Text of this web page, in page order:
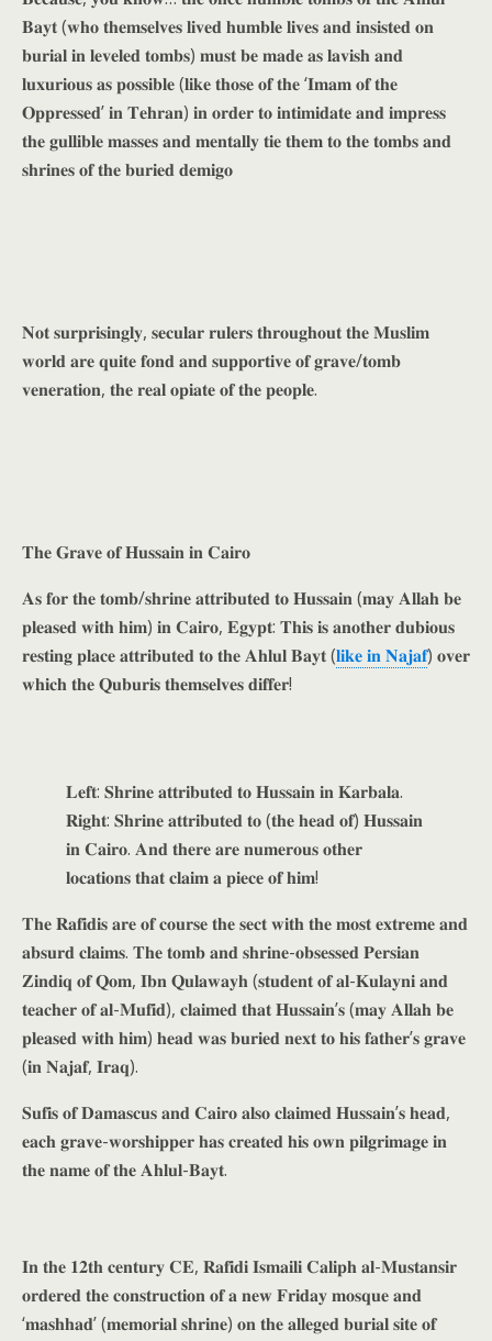
𝐁𝐚𝐲𝐭 (𝐰𝐡𝐨 𝐭𝐡𝐞𝐦𝐬𝐞𝐥𝐯𝐞𝐬 𝐥𝐢𝐯𝐞𝐝 𝐡𝐮𝐦𝐛𝐥𝐞 𝐥𝐢𝐯𝐞𝐬 𝐚𝐧𝐝 𝐢𝐧𝐬𝐢𝐬𝐭𝐞𝐝 𝐨𝐧
𝐛𝐮𝐫𝐢𝐚𝐥 𝐢𝐧 𝐥𝐞𝐯𝐞𝐥𝐞𝐝 𝐭𝐨𝐦𝐛𝐬) 𝐦𝐮𝐬𝐭 𝐛𝐞 𝐦𝐚𝐝𝐞 𝐚𝐬 𝐥𝐚𝐯𝐢𝐬𝐡 𝐚𝐧𝐝
𝐥𝐮𝐱𝐮𝐫𝐢𝐨𝐮𝐬 𝐚𝐬 𝐩𝐨𝐬𝐬𝐢𝐛𝐥𝐞 (𝐥𝐢𝐤𝐞 𝐭𝐡𝐨𝐬𝐞 𝐨𝐟 𝐭𝐡𝐞 ‘𝐈𝐦𝐚𝐦 𝐨𝐟 𝐭𝐡𝐞
𝐎𝐩𝐩𝐫𝐞𝐬𝐬𝐞𝐝’ 𝐢𝐧 𝐓𝐞𝐡𝐫𝐚𝐧) 𝐢𝐧 𝐨𝐫𝐝𝐞𝐫 𝐭𝐨 𝐢𝐧𝐭𝐢𝐦𝐢𝐝𝐚𝐭𝐞 𝐚𝐧𝐝 𝐢𝐦𝐩𝐫𝐞𝐬𝐬
𝐭𝐡𝐞 𝐠𝐮𝐥𝐥𝐢𝐛𝐥𝐞 𝐦𝐚𝐬𝐬𝐞𝐬 𝐚𝐧𝐝 𝐦𝐞𝐧𝐭𝐚𝐥𝐥𝐲 𝐭𝐢𝐞 𝐭𝐡𝐞𝐦 𝐭𝐨 𝐭𝐡𝐞 𝐭𝐨𝐦𝐛𝐬 𝐚𝐧𝐝
𝐬𝐡𝐫𝐢𝐧𝐞𝐬 𝐨𝐟 𝐭𝐡𝐞 𝐛𝐮𝐫𝐢𝐞𝐝 𝐝𝐞𝐦𝐢𝐠𝐨
𝐍𝐨𝐭 𝐬𝐮𝐫𝐩𝐫𝐢𝐬𝐢𝐧𝐠𝐥𝐲, 𝐬𝐞𝐜𝐮𝐥𝐚𝐫 𝐫𝐮𝐥𝐞𝐫𝐬 𝐭𝐡𝐫𝐨𝐮𝐠𝐡𝐨𝐮𝐭 𝐭𝐡𝐞 𝐌𝐮𝐬𝐥𝐢𝐦
𝐰𝐨𝐫𝐥𝐝 𝐚𝐫𝐞 𝐪𝐮𝐢𝐭𝐞 𝐟𝐨𝐧𝐝 𝐚𝐧𝐝 𝐬𝐮𝐩𝐩𝐨𝐫𝐭𝐢𝐯𝐞 𝐨𝐟 𝐠𝐫𝐚𝐯𝐞/𝐭𝐨𝐦𝐛
𝐯𝐞𝐧𝐞𝐫𝐚𝐭𝐢𝐨𝐧, 𝐭𝐡𝐞 𝐫𝐞𝐚𝐥 𝐨𝐩𝐢𝐚𝐭𝐞 𝐨𝐟 𝐭𝐡𝐞 𝐩𝐞𝐨𝐩𝐥𝐞.
𝐓𝐡𝐞 𝐆𝐫𝐚𝐯𝐞 𝐨𝐟 𝐇𝐮𝐬𝐬𝐚𝐢𝐧 𝐢𝐧 𝐂𝐚𝐢𝐫𝐨
𝐀𝐬 𝐟𝐨𝐫 𝐭𝐡𝐞 𝐭𝐨𝐦𝐛/𝐬𝐡𝐫𝐢𝐧𝐞 𝐚𝐭𝐭𝐫𝐢𝐛𝐮𝐭𝐞𝐝 𝐭𝐨 𝐇𝐮𝐬𝐬𝐚𝐢𝐧 (𝐦𝐚𝐲 𝐀𝐥𝐥𝐚𝐡 𝐛𝐞
𝐩𝐥𝐞𝐚𝐬𝐞𝐝 𝐰𝐢𝐭𝐡 𝐡𝐢𝐦) 𝐢𝐧 𝐂𝐚𝐢𝐫𝐨, 𝐄𝐠𝐲𝐩𝐭: 𝐓𝐡𝐢𝐬 𝐢𝐬 𝐚𝐧𝐨𝐭𝐡𝐞𝐫 𝐝𝐮𝐛𝐢𝐨𝐮𝐬
𝐫𝐞𝐬𝐭𝐢𝐧𝐠 𝐩𝐥𝐚𝐜𝐞 𝐚𝐭𝐭𝐫𝐢𝐛𝐮𝐭𝐞𝐝 𝐭𝐨 𝐭𝐡𝐞 𝐀𝐡𝐥𝐮𝐥 𝐁𝐚𝐲𝐭 (𝐥𝐢𝐤𝐞 𝐢𝐧 𝐍𝐚𝐣𝐚𝐟) 𝐨𝐯𝐞𝐫
𝐰𝐡𝐢𝐜𝐡 𝐭𝐡𝐞 𝐐𝐮𝐛𝐮𝐫𝐢𝐬 𝐭𝐡𝐞𝐦𝐬𝐞𝐥𝐯𝐞𝐬 𝐝𝐢𝐟𝐟𝐞𝐫!
𝐋𝐞𝐟𝐭: 𝐒𝐡𝐫𝐢𝐧𝐞 𝐚𝐭𝐭𝐫𝐢𝐛𝐮𝐭𝐞𝐝 𝐭𝐨 𝐇𝐮𝐬𝐬𝐚𝐢𝐧 𝐢𝐧 𝐊𝐚𝐫𝐛𝐚𝐥𝐚.
𝐑𝐢𝐠𝐡𝐭: 𝐒𝐡𝐫𝐢𝐧𝐞 𝐚𝐭𝐭𝐫𝐢𝐛𝐮𝐭𝐞𝐝 𝐭𝐨 (𝐭𝐡𝐞 𝐡𝐞𝐚𝐝 𝐨𝐟) 𝐇𝐮𝐬𝐬𝐚𝐢𝐧
𝐢𝐧 𝐂𝐚𝐢𝐫𝐨. 𝐀𝐧𝐝 𝐭𝐡𝐞𝐫𝐞 𝐚𝐫𝐞 𝐧𝐮𝐦𝐞𝐫𝐨𝐮𝐬 𝐨𝐭𝐡𝐞𝐫
𝐥𝐨𝐜𝐚𝐭𝐢𝐨𝐧𝐬 𝐭𝐡𝐚𝐭 𝐜𝐥𝐚𝐢𝐦 𝐚 𝐩𝐢𝐞𝐜𝐞 𝐨𝐟 𝐡𝐢𝐦!
𝐓𝐡𝐞 𝐑𝐚𝐟𝐢𝐝𝐢𝐬 𝐚𝐫𝐞 𝐨𝐟 𝐜𝐨𝐮𝐫𝐬𝐞 𝐭𝐡𝐞 𝐬𝐞𝐜𝐭 𝐰𝐢𝐭𝐡 𝐭𝐡𝐞 𝐦𝐨𝐬𝐭 𝐞𝐱𝐭𝐫𝐞𝐦𝐞 𝐚𝐧𝐝
𝐚𝐛𝐬𝐮𝐫𝐝 𝐜𝐥𝐚𝐢𝐦𝐬. 𝐓𝐡𝐞 𝐭𝐨𝐦𝐛 𝐚𝐧𝐝 𝐬𝐡𝐫𝐢𝐧𝐞-𝐨𝐛𝐬𝐞𝐬𝐬𝐞𝐝 𝐏𝐞𝐫𝐬𝐢𝐚𝐧
𝐙𝐢𝐧𝐝𝐢𝐪 𝐨𝐟 𝐐𝐨𝐦, 𝐈𝐛𝐧 𝐐𝐮𝐥𝐚𝐰𝐚𝐲𝐡 (𝐬𝐭𝐮𝐝𝐞𝐧𝐭 𝐨𝐟 𝐚𝐥-𝐊𝐮𝐥𝐚𝐲𝐧𝐢 𝐚𝐧𝐝
𝐭𝐞𝐚𝐜𝐡𝐞𝐫 𝐨𝐟 𝐚𝐥-𝐌𝐮𝐟𝐢𝐝), 𝐜𝐥𝐚𝐢𝐦𝐞𝐝 𝐭𝐡𝐚𝐭 𝐇𝐮𝐬𝐬𝐚𝐢𝐧’𝐬 (𝐦𝐚𝐲 𝐀𝐥𝐥𝐚𝐡 𝐛𝐞
𝐩𝐥𝐞𝐚𝐬𝐞𝐝 𝐰𝐢𝐭𝐡 𝐡𝐢𝐦) 𝐡𝐞𝐚𝐝 𝐰𝐚𝐬 𝐛𝐮𝐫𝐢𝐞𝐝 𝐧𝐞𝐱𝐭 𝐭𝐨 𝐡𝐢𝐬 𝐟𝐚𝐭𝐡𝐞𝐫’𝐬 𝐠𝐫𝐚𝐯𝐞
(𝐢𝐧 𝐍𝐚𝐣𝐚𝐟, 𝐈𝐫𝐚𝐪).
𝐒𝐮𝐟𝐢𝐬 𝐨𝐟 𝐃𝐚𝐦𝐚𝐬𝐜𝐮𝐬 𝐚𝐧𝐝 𝐂𝐚𝐢𝐫𝐨 𝐚𝐥𝐬𝐨 𝐜𝐥𝐚𝐢𝐦𝐞𝐝 𝐇𝐮𝐬𝐬𝐚𝐢𝐧’𝐬 𝐡𝐞𝐚𝐝,
𝐞𝐚𝐜𝐡 𝐠𝐫𝐚𝐯𝐞-𝐰𝐨𝐫𝐬𝐡𝐢𝐩𝐩𝐞𝐫 𝐡𝐚𝐬 𝐜𝐫𝐞𝐚𝐭𝐞𝐝 𝐡𝐢𝐬 𝐨𝐰𝐧 𝐩𝐢𝐥𝐠𝐫𝐢𝐦𝐚𝐠𝐞 𝐢𝐧
𝐭𝐡𝐞 𝐧𝐚𝐦𝐞 𝐨𝐟 𝐭𝐡𝐞 𝐀𝐡𝐥𝐮𝐥-𝐁𝐚𝐲𝐭.
𝐈𝐧 𝐭𝐡𝐞 𝟏𝟐𝐭𝐡 𝐜𝐞𝐧𝐭𝐮𝐫𝐲 𝐂𝐄, 𝐑𝐚𝐟𝐢𝐝𝐢 𝐈𝐬𝐦𝐚𝐢𝐥𝐢 𝐂𝐚𝐥𝐢𝐩𝐡 𝐚𝐥-𝐌𝐮𝐬𝐭𝐚𝐧𝐬𝐢𝐫
𝐨𝐫𝐝𝐞𝐫𝐞𝐝 𝐭𝐡𝐞 𝐜𝐨𝐧𝐬𝐭𝐫𝐮𝐜𝐭𝐢𝐨𝐧 𝐨𝐟 𝐚 𝐧𝐞𝐰 𝐅𝐫𝐢𝐝𝐚𝐲 𝐦𝐨𝐬𝐪𝐮𝐞 𝐚𝐧𝐝
‘𝐦𝐚𝐬𝐡𝐡𝐚𝐝’ (𝐦𝐞𝐦𝐨𝐫𝐢𝐚𝐥 𝐬𝐡𝐫𝐢𝐧𝐞) 𝐨𝐧 𝐭𝐡𝐞 𝐚𝐥𝐥𝐞𝐠𝐞𝐝 𝐛𝐮𝐫𝐢𝐚𝐥 𝐬𝐢𝐭𝐞 𝐨𝐟